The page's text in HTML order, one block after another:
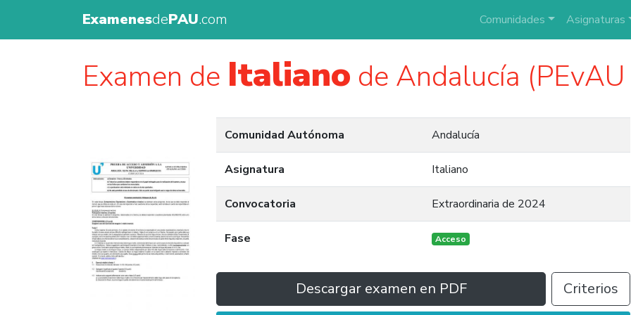
ExamenesdePAU.com Comunidades Asignaturas
Examen de Italiano de Andalucía
Comunidad Autónoma Andalucía
Asignatura Italiano
Convocatoria Extraordinaria de 2024
Fase Acceso
Descargar examen en PDF Criterios